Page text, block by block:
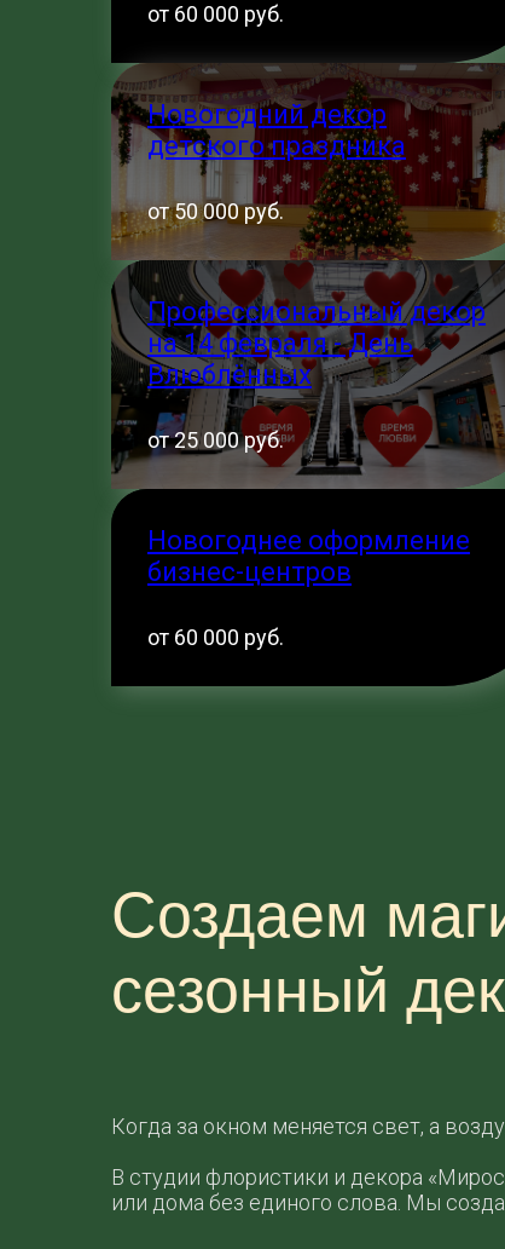
от 60 000 руб.
Новогодний декор
детского праздника
от 50 000 руб.
Профессиональный декор
на 14 февраля - День
Влюблённых
от 25 000 руб.
Новогоднее оформление
бизнес-центров
от 60 000 руб.
Создаем
сезонный
Когда за окном меняется свет, а
В студии флористики и декора
или дома без единого слова. Мы